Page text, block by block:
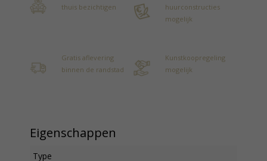
thuis bezichtigen
huurconstructies
mogelijk
Gratis aflevering
binnen de randstad
Kunstkoopregeling
mogelijk
Eigenschappen
Type